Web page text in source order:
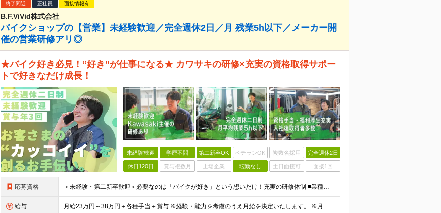
終了間近 正社員 面接情報有
B.F.ViVid株式会社
バイクショップの【営業】未経験歓迎／完全週休2日／月 残業5h以下／メーカー開
催の営業研修アリ◎
★バイク好き必見！“好き”が仕事になる★ カワサキの研修×充実の資格取得サポー
トで好きなだけ成長！
未経験歓迎 学歴不問 第二新卒OK ベテランOK 複数名採用 完全週休2日
休日120日 賞与複数月 上場企業 転勤なし 土日面接可 面接1回
応募資格 ＜未経験・第二新卒歓迎＞必要なのは「バイクが好き」という想いだけ！充実の研修体制 ■業種未経験 ■職種未経験 ■第二新卒・社会人デビュー ■社会人ブランクあり など… 入社前に求めることは、 「
給与 月給23万円～38万円＋各種手当＋賞与 ※経験・能力を考慮のうえ月給を決定いたします。 ※月給に固定残業代は含まれません。